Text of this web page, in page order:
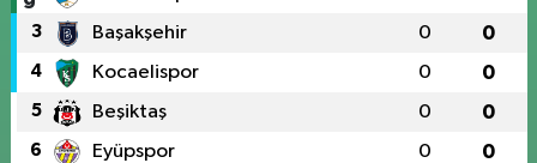
3 Başakşehir 0 0
4 Kocaelispor 0 0
5 Beşiktaş 0 0
6 Eyüpspor 0 0